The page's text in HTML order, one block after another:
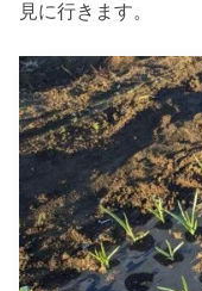
見に行きます。